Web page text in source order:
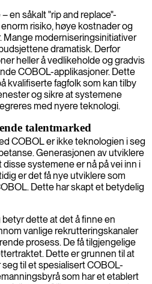
en såkalt "rip and replace"-
risiko, høye kostnader og
Mange moderniseringsinitiativer
dramatisk. Derfor
heller å vedlikeholde og gradvis
COBOL-applikasjoner. Dette
kvalifiserte fagfolk som kan tilby
og sikre at systemene
med nyere teknologi.
talentmarked
COBOL er ikke teknologien i seg
Generasjonen av utviklere
systemene er nå på vei inn i
er det få nye utviklere som
Dette har skapt et betydelig
dette at det å finne en
vanlige rekrutteringskanaler
prosess. De få tilgjengelige
Dette er grunnen til at
til et spesialisert COBOL-
som har et etablert